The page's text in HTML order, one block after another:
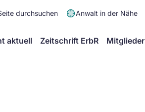
durchsuchen Anwalt in der Nähe
aktuell Zeitschrift ErbR Mitglieder